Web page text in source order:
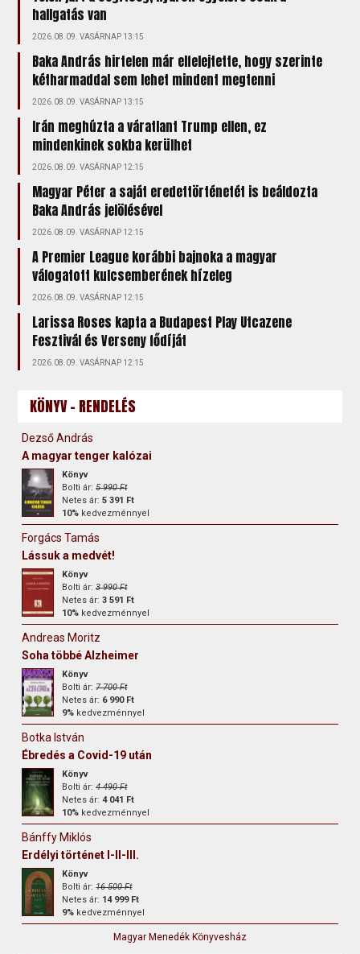
hallgatás van
2026.08.09. VASÁRNAP 13:15
Baka András hirtelen már elfelejtette, hogy szerinte
kétharmaddal sem lehet mindent megtenni
2026.08.09. VASÁRNAP 13:15
Irán meghúzta a váratlant Trump ellen, ez
mindenkinek sokba kerülhet
2026.08.09. VASÁRNAP 12:15
Magyar Péter a saját eredettörténetét is beáldozta
Baka András jelölésével
2026.08.09. VASÁRNAP 12:15
A Premier League korábbi bajnoka a magyar
válogatott kulcsemberének hízeleg
2026.08.09. VASÁRNAP 12:15
Larissa Roses kapta a Budapest Play Utcazene
Fesztivál és Verseny fődíját
2026.08.09. VASÁRNAP 12:15
KÖNYV - RENDELÉS
Dezső András
A magyar tenger kalózai
Könyv
Bolti ár:5 990 Ft
Netes ár:5 391 Ft
10% kedvezménnyel
Forgács Tamás
Lássuk a medvét!
Könyv
Bolti ár:3 990 Ft
Netes ár:3 591 Ft
10% kedvezménnyel
Andreas Moritz
Soha többé Alzheimer
Könyv
Bolti ár:7 700 Ft
Netes ár: 6 990 Ft
9% kedvezménnyel
Botka István
Ébredés a Covid-19 után
Könyv
Bolti ár:4 490 Ft
Netes ár:4 041 Ft
10% kedvezménnyel
Bánffy Miklós
Erdélyi történet I-II-III.
Könyv
Bolti ár:16 500 Ft
Netes ár: 14 999 Ft
9% kedvezménnyel
Magyar Menedék Könyvesház